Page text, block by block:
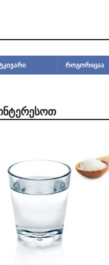
ᲠᲝᲒᲝᲠᲘᲪᲐᲐ